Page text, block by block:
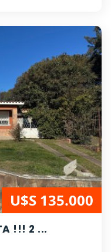
U$S 135.000
!!! 2 ...